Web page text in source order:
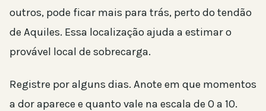
outros, pode ficar mais para trás, perto do tendão
de Aquiles. Essa localização ajuda a estimar o
provável local de sobrecarga.
Registre por alguns dias. Anote em que momentos
a dor aparece e quanto vale na escala de 0 a 10.